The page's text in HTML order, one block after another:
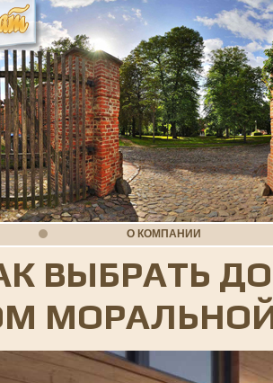
О КОМПАНИИ
ВЫБРАТЬ